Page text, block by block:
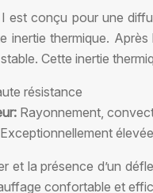
est conçu pour une
inertie thermique.
Cette inertie
résistance
Rayonnement,
Exceptionnellement élevée
et la présence d’un
confortable et